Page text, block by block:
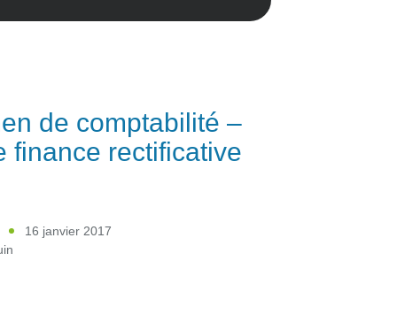
de comptabilité –
finance rectificative
16 janvier 2017